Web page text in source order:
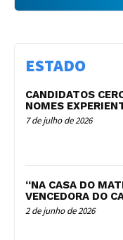
ESTADO
CANDIDATOS
NOMES
7 de julho de 2026
“NA CASA DO
VENCEDORA DO
2 de junho de 2026